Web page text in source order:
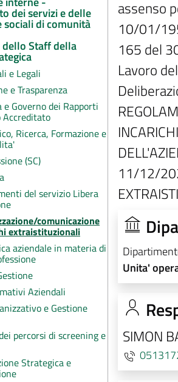
dei servizi e delle
di comunità
Staff della
e Legali
e Trasparenza
Governo dei Rapporti
Ricerca, Formazione e
(SC)
del servizio Libera
comunicazione
extraistituzionali
aziendale in materia di
Aziendali
e Gestione
percorsi di screening e
Strategica e
assenso
10/01/
165 del
Lavoro
11/12/
Unita'
SIMON